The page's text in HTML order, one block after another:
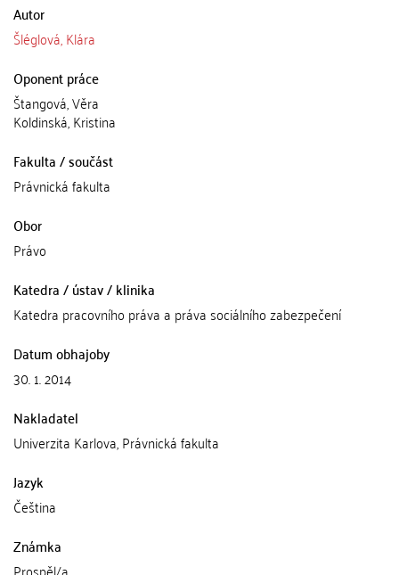
Autor
Šléglová, Klára
Oponent práce
Štangová, Věra
Koldinská, Kristina
Fakulta / součást
Právnická fakulta
Obor
Právo
Katedra / ústav / klinika
Katedra pracovního práva a práva sociálního zabezpečení
Datum obhajoby
30. 1. 2014
Nakladatel
Univerzita Karlova, Právnická fakulta
Jazyk
Čeština
Známka